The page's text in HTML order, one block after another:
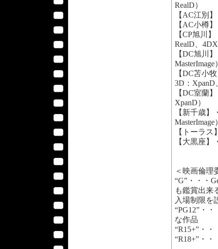
RealD）
【AC江別
【AC小樽
【CP旭川
RealD、
【DC旭川
MasterImage
【DC苫小
3D：XpanD
【DC室蘭
XpanD）
【新千歳】
MasterImage
【トーラ
【大黒座】
＜映画倫理
“G”・・・
も鑑賞出来
入場制限を
“PG12”・
な作品
“R15+”・
“R18+”・